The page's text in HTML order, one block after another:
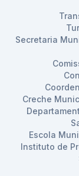
Secretaria
Creche
Escola
Instituto de